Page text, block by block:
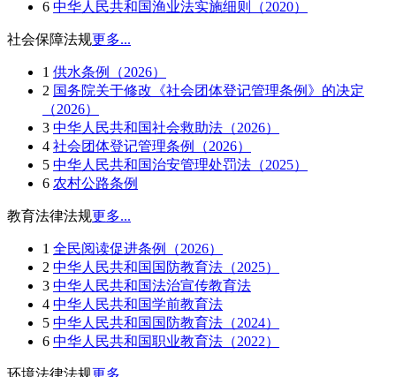
6 中华人民共和国渔业法实施细则（2020）
社会保障法规更多...
1 供水条例（2026）
2 国务院关于修改《社会团体登记管理条例》的决定
（2026）
3 中华人民共和国社会救助法（2026）
4 社会团体登记管理条例（2026）
5 中华人民共和国治安管理处罚法（2025）
6 农村公路条例
教育法律法规更多...
1 全民阅读促进条例（2026）
2 中华人民共和国国防教育法（2025）
3 中华人民共和国法治宣传教育法
4 中华人民共和国学前教育法
5 中华人民共和国国防教育法（2024）
6 中华人民共和国职业教育法（2022）
环境法律法规更多...